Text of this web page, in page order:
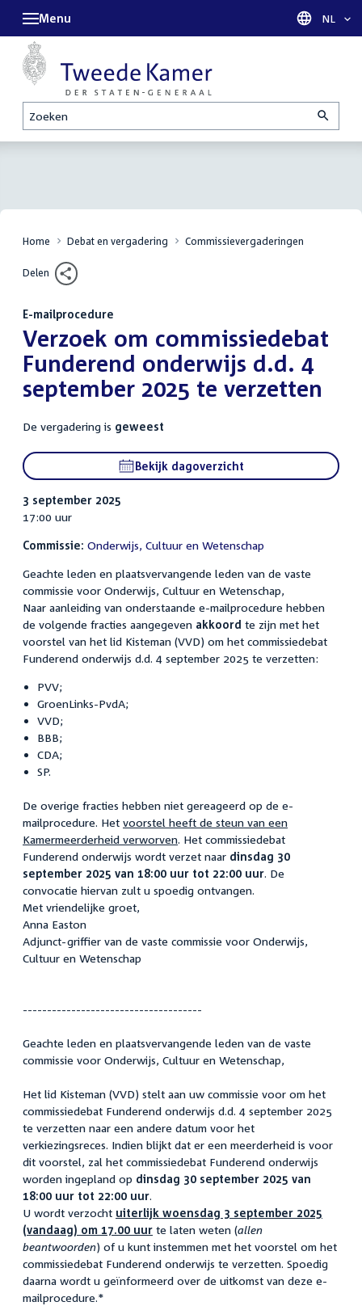
Zoeken
Menu Taal
NL
Home Debat en vergadering Commissievergaderingen
Delen
E-mailprocedure
:Verzoek om commissiedebat
Funderend onderwijs d.d. 4
september 2025 te verzetten
De vergadering is geweest
Bekijk dagoverzicht
3 september 2025
17:00 uur
Commissie: Onderwijs, Cultuur en Wetenschap
Geachte leden en plaatsvervangende leden van de vaste
commissie voor Onderwijs, Cultuur en Wetenschap,
Naar aanleiding van onderstaande e-mailprocedure hebben
de volgende fracties aangegeven akkoord te zijn met het
voorstel van het lid Kisteman (VVD) om het commissiedebat
Funderend onderwijs d.d. 4 september 2025 te verzetten:
PVV;
GroenLinks-PvdA;
VVD;
BBB;
CDA;
SP.
De overige fracties hebben niet gereageerd op de e-
mailprocedure. Het voorstel heeft de steun van een
Kamermeerderheid verworven. Het commissiedebat
Funderend onderwijs wordt verzet naar dinsdag 30
september 2025 van 18:00 uur tot 22:00 uur. De
convocatie hiervan zult u spoedig ontvangen.
Met vriendelijke groet,
Anna Easton
Adjunct-griffier van de vaste commissie voor Onderwijs,
Cultuur en Wetenschap
-------------------------------------
Geachte leden en plaatsvervangende leden van de vaste
commissie voor Onderwijs, Cultuur en Wetenschap,
Het lid Kisteman (VVD) stelt aan uw commissie voor om het
commissiedebat Funderend onderwijs d.d. 4 september 2025
te verzetten naar een andere datum voor het
verkiezingsreces. Indien blijkt dat er een meerderheid is voor
dit voorstel, zal het commissiedebat Funderend onderwijs
worden ingepland op dinsdag 30 september 2025 van
18:00 uur tot 22:00 uur.
U wordt verzocht uiterlijk woensdag 3 september 2025
(vandaag) om 17.00 uur te laten weten (allen
beantwoorden) of u kunt instemmen met het voorstel om het
commissiedebat Funderend onderwijs te verzetten. Spoedig
daarna wordt u geïnformeerd over de uitkomst van deze e-
mailprocedure.*